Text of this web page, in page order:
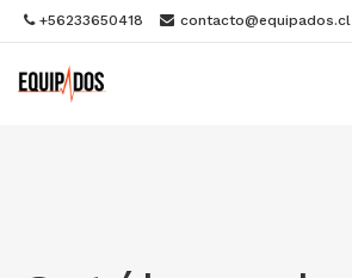
+56233650418 contacto@equipados.cl